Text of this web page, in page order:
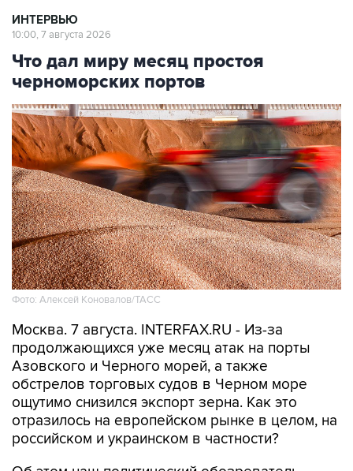
ИНТЕРВЬЮ
10:00, 7 августа 2026
Что дал миру месяц простоя
черноморских портов
Фото: Алексей Коновалов/ТАСС
Москва. 7 августа. INTERFAX.RU - Из-за
продолжающихся уже месяц атак на порты
Азовского и Черного морей, а также
обстрелов торговых судов в Черном море
ощутимо снизился экспорт зерна. Как это
отразилось на европейском рынке в целом, на
российском и украинском в частности?